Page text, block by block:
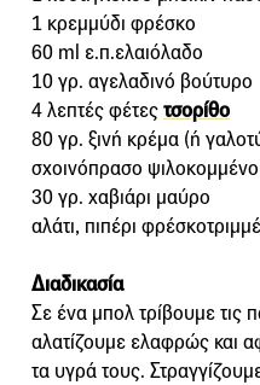
1 κρεμμύδι φρέσκο
60 ml ε.π.ελαιόλαδο
10 γρ. αγελαδινό βούτυρο
4 λεπτές φέτεςτσορίθο
80 γρ. ξινή κρέμα (ή
σχοινόπρασο ψιλοκομμένο
30 γρ. χαβιάρι μαύρο
αλάτι, πιπέρι
Διαδικασία
Σε ένα μπολ τρίβουμε τις
αλατίζουμε ελαφρώς και
τα υγρά τους.